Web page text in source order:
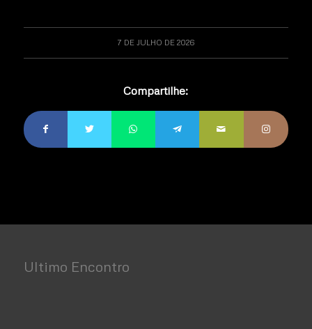
7 DE JULHO DE 2026
Compartilhe:
Ultimo Encontro